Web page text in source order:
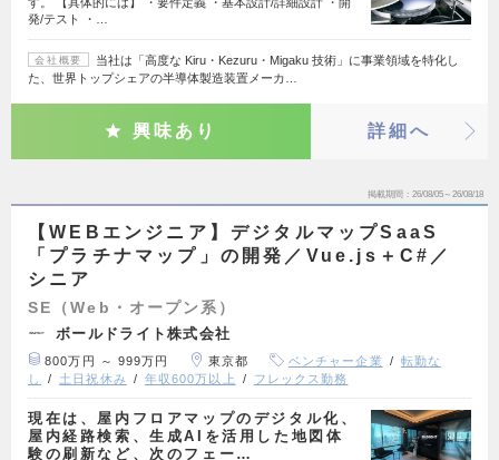
発/テスト ・…
会社概要
当社は「高度な Kiru・Kezuru・Migaku 技術」に事業領域を特化し
た、世界トップシェアの半導体製造装置メーカ…
興味あり 詳細へ
掲載期間 26/08/05～26/08/18
【WEBエンジニア】デジタルマップSaaS
「プラチナマップ」の開発／Vue.js＋C#／
シニア
SE（Web・オープン系）
ボールドライト株式会社
800万円 ～ 999万円 東京都 ベンチャー企業
転勤な
し
土日祝休み 年収600万以上 フレックス勤務
現在は、屋内フロアマップのデジタル化、
屋内経路検索、生成AIを活用した地図体
験の刷新など、次のフェー…